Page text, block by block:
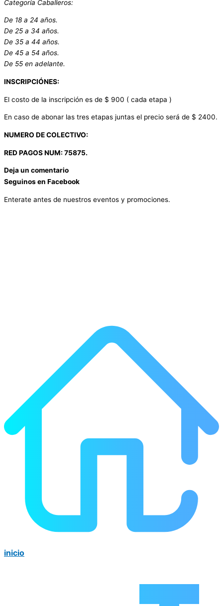
Categoría Caballeros:
De 18 a 24 años.
De 25 a 34 años.
De 35 a 44 años.
De 45 a 54 años.
De 55 en adelante.
INSCRIPCIÓNES:
El costo de la inscripción es de $ 900 ( cada etapa )
En caso de abonar las tres etapas juntas el precio será de $ 2400.
NUMERO DE COLECTIVO:
RED PAGOS NUM: 75875.
Deja un comentario
Seguinos en Facebook
Enterate antes de nuestros eventos y promociones.
inicio